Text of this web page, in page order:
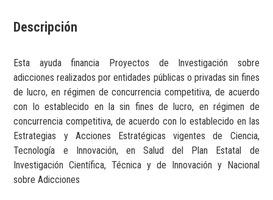
Descripción
Esta ayuda financia Proyectos de Investigación sobre
adicciones realizados por entidades públicas o privadas sin fines
de lucro, en régimen de concurrencia competitiva, de acuerdo
con lo establecido en la sin fines de lucro, en régimen de
concurrencia competitiva, de acuerdo con lo establecido en las
Estrategias y Acciones Estratégicas vigentes de Ciencia,
Tecnología e Innovación, en Salud del Plan Estatal de
Investigación Científica, Técnica y de Innovación y Nacional
sobre Adicciones